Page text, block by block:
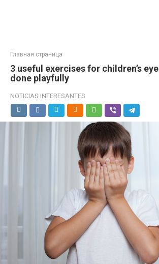
Главная страница
3 useful exercises for children’s
done playfully
NOTICIAS INTERESANTES